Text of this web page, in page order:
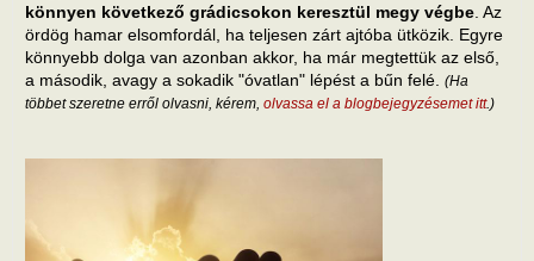
könnyen következő grádicsokon keresztül megy végbe . Az
ördög hamar elsomfordál, ha teljesen zárt ajtóba ütközik. Egyre
könnyebb dolga van azonban akkor, ha már megtettük az első,
a második, avagy a sokadik "óvatlan" lépést a bűn felé. (Ha
többet szeretne erről olvasni, kérem, olvassa el a blogbejegyzésemet itt.)